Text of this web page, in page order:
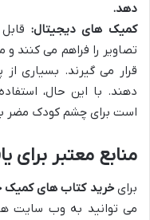
دهد.
کمیک های دیجیتال:
تصاویر را فراهم می کنند و
قرار می گیرند. بسیاری از
دهند. با این حال،
است برای چشم کودک مضر
منابع معتبر برای
برایخرید کتاب های کمیک
می توانید به وب سایت